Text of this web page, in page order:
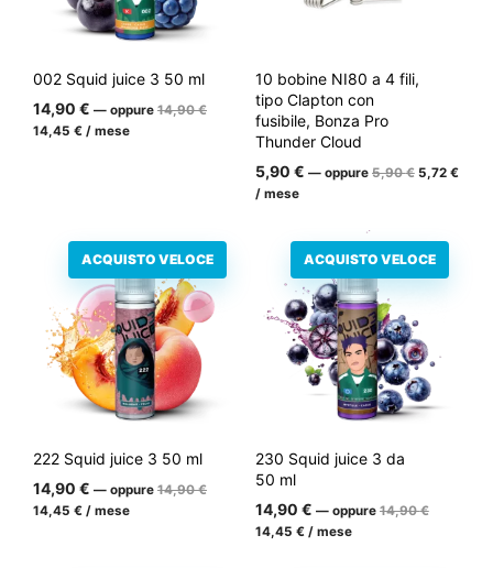
002 Squid juice 3 50 ml
14,90 € — oppure 14,90€
14,45 €Il/ mese
10 bobine NI80 a 4 fili,
tipo Clapton con
fusibile, Bonza Pro
Thunder Cloud
5,90 € —oppure 5,90€ Il
5,90
€.
5,72 €Il
/ mese
ACQUISTO VELOCE
222 Squid juice 3 50 ml
14,90 € — oppure 14,90€
14,45 €Il/ mese
ACQUISTO VELOCE
230 Squid juice 3 da
50 ml
14,90 € —oppure 14,90€Il
14,45 €Il/ mese